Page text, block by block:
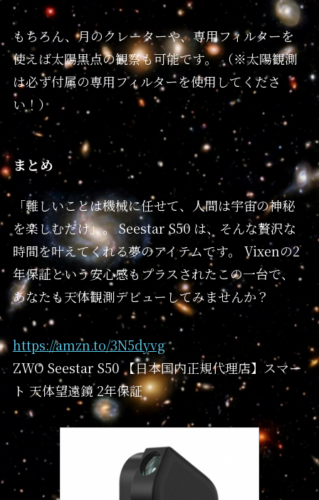
もちろん、月のクレーターや、専用フィルターを
使えば太陽黒点の観察も可能です。 （※太陽観測
は必ず付属の専用フィルターを使用してくださ
い！）
まとめ
「難しいことは機械に任せて、人間は宇宙の神秘
を楽しむだけ」。 Seestar S50 は、そんな贅沢な
時間を叶えてくれる夢のアイテムです。 Vixenの2
年保証という安心感もプラスされたこの一台で、
あなたも天体観測デビューしてみませんか？
https://amzn.to/3N5dyvg
ZWO Seestar S50 【日本国内正規代理店】スマー
ト 天体望遠鏡 2年保証